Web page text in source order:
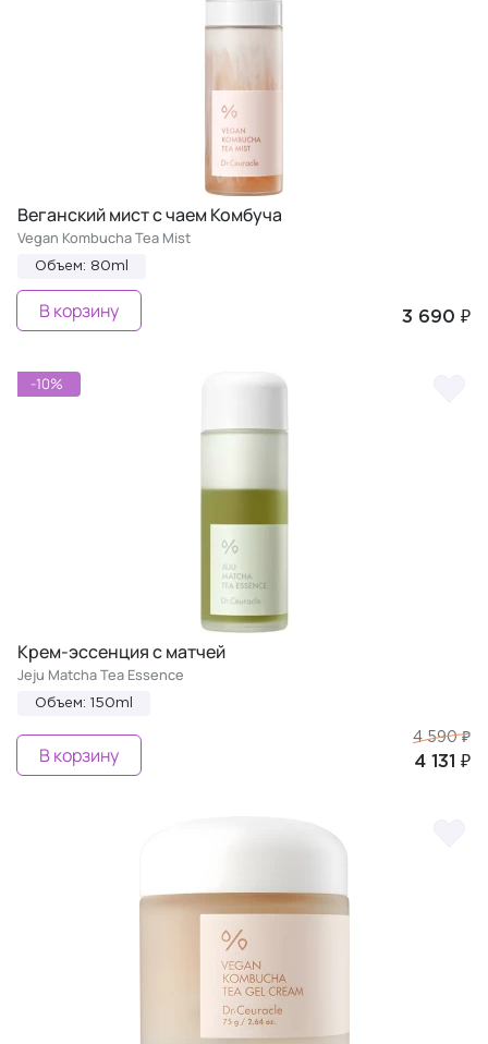
Веганский мист с чаем Комбуча
Vegan Kombucha Tea Mist
Объем: 80ml
3 690 ₽
В корзину
-10%
Крем-эссенция с матчей
Jeju Matcha Tea Essence
Объем: 150ml
4 590 ₽
4 131 ₽
В корзину